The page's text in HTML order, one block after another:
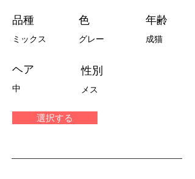
品種 色
ミックス グレー
年齢
成猫
性別
ヘア
中 メス
選択する